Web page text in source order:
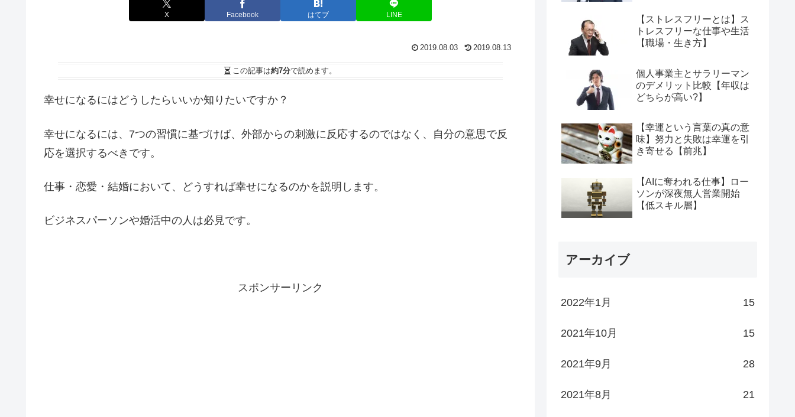
X Facebook はてブ LINE
2019.08.03 2019.08.13
この記事は約7分で読めます。
幸せになるにはどうしたらいいか知りたいですか？
幸せになるには、7つの習慣に基づけば、外部からの刺激に反応するのではなく、自分の意思で反
応を選択するべきです。
仕事・恋愛・結婚において、どうすれば幸せになるのかを説明します。
ビジネスパーソンや婚活中の人は必見です。
スポンサーリンク
【ストレスフリーとは】ス
トレスフリーな仕事や生活
【職場・生き方】
個人事業主とサラリーマン
のデメリット比較【年収は
どちらが高い?】
【幸運という言葉の真の意
味】努力と失敗は幸運を引
き寄せる【前兆】
【AIに奪われる仕事】ロー
ソンが深夜無人営業開始
【低スキル層】
アーカイブ
2022年1月 15
2021年10月 15
2021年9月 28
2021年8月 21